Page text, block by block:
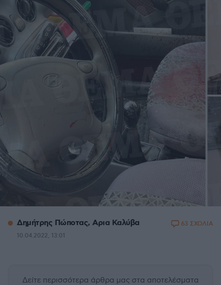
Δημήτρης Πώποτας, Aρια Καλύβα
10.04.2022, 13:01
63 ΣΧΟΛΙΑ
Δείτε περισσότερα άρθρα μας στα αποτελέσματα